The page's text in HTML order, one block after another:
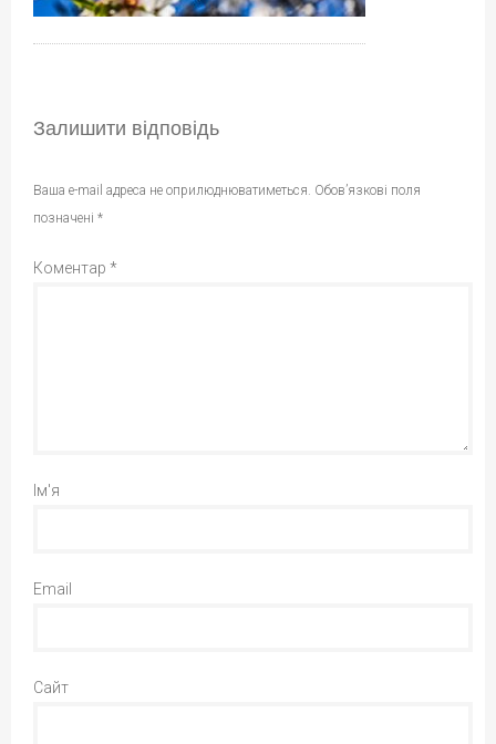
Залишити відповідь
Ваша e-mail адреса не оприлюднюватиметься. Обов’язкові поля
позначені *
Коментар *
Ім'я
Email
Сайт